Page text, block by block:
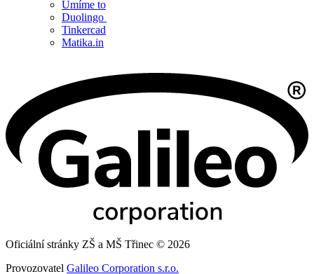
Umíme to
Duolingo
Tinkercad
Matika.in
Oficiální stránky ZŠ a MŠ Třinec © 2026
Provozovatel Galileo Corporation s.r.o.